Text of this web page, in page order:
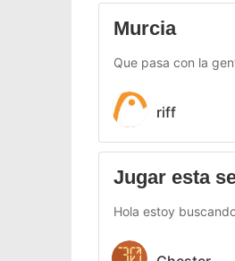
Murcia
Que pasa con la
riff
Jugar esta
Hola estoy